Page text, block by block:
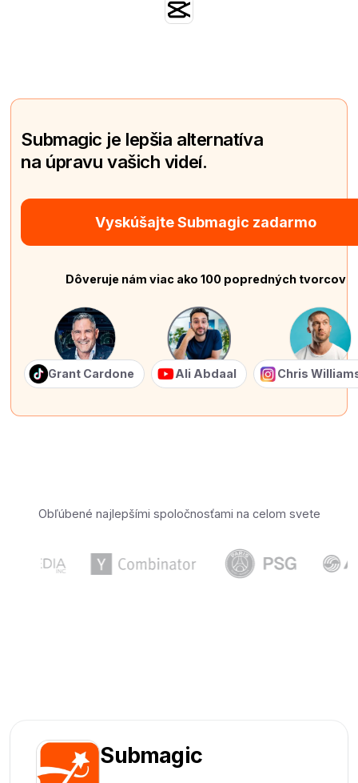
Submagic je lepšia alternatíva
na úpravu vašich videí.
Vyskúšajte Submagic zadarmo
Dôveruje nám viac ako 100 popredných tvorcov
Grant Cardone Ali Abdaal Chris
Obľúbené najlepšími spoločnosťami na celom svete
Submagic